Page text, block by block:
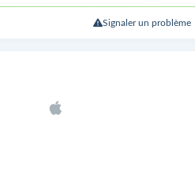
Signaler un problème